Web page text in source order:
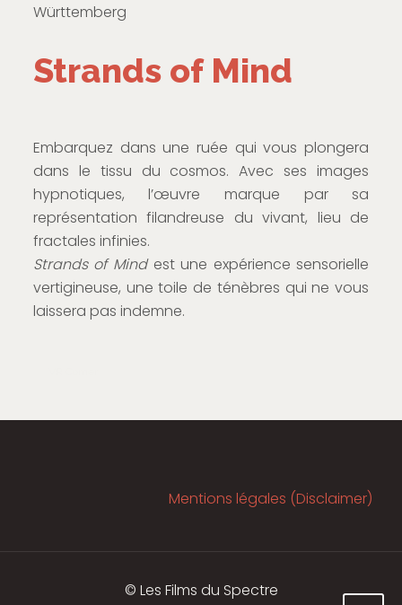
Württemberg
Strands of Mind
Embarquez dans une ruée qui vous plongera
dans le tissu du cosmos. Avec ses images
hypnotiques, l’œuvre marque par sa
représentation filandreuse du vivant, lieu de
fractales infinies.
Strands of Mindest une expérience sensorielle
vertigineuse, une toile de ténèbres qui ne vous
laissera pas indemne.
Mentions légales (Disclaimer)
© Les Films du Spectre